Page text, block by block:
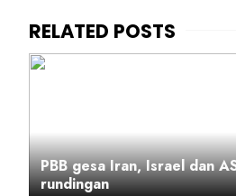
PBB gesa Iran, Israel dan
rundingan